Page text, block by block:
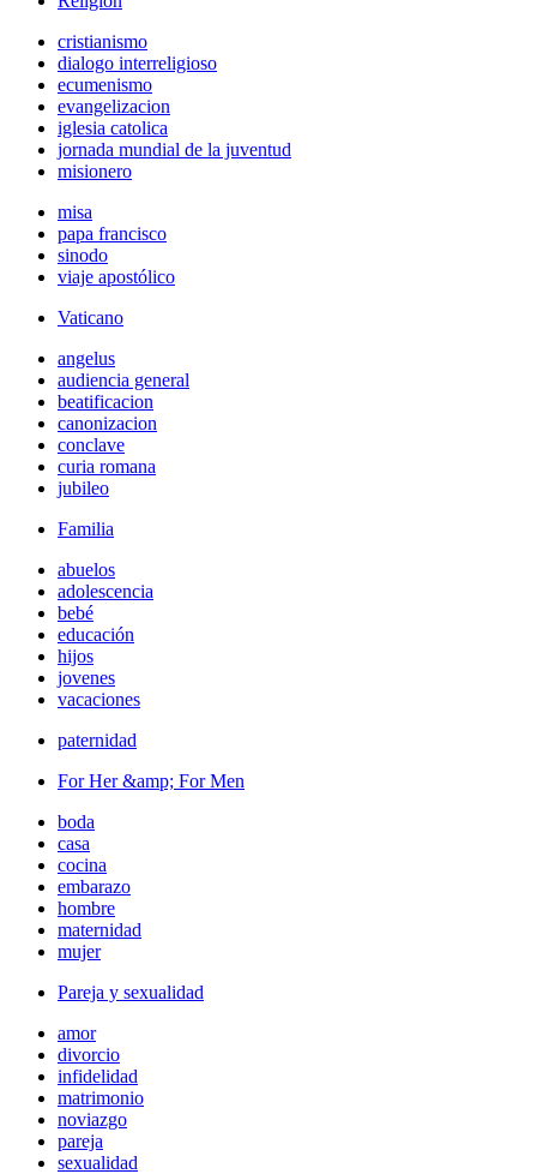
cristianismo
dialogo interreligioso
ecumenismo
evangelizacion
iglesia catolica
jornada mundial de la juventud
misionero
misa
papa francisco
sinodo
viaje apostólico
Vaticano
angelus
audiencia general
beatificacion
canonizacion
conclave
curia romana
jubileo
Familia
abuelos
adolescencia
bebé
educación
hijos
jovenes
vacaciones
paternidad
For Her &amp; For Men
boda
casa
cocina
embarazo
hombre
maternidad
mujer
Pareja y sexualidad
amor
divorcio
infidelidad
matrimonio
noviazgo
pareja
sexualidad